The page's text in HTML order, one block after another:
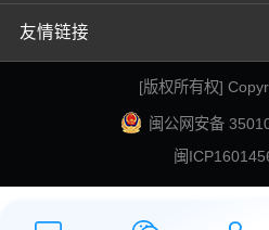
友情链接
[版权所有权]
闽公网安备
闽